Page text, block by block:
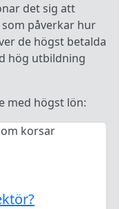
det sig att
påverkar hur
de högst betalda
hög utbildning
med högst lön: